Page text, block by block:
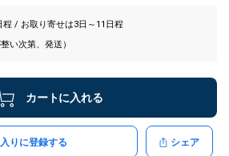
程 / お取り寄せは3日～11日程
い次第、発送）
カートに入れる
りに登録する シェア